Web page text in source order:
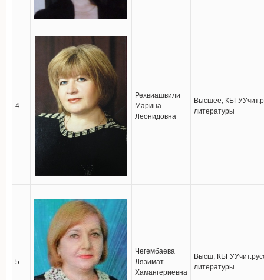
4.
Рехвиашвили
Марина
Леонидовна
Высшее,
литературы
5.
Чегембаева
Лязимат
Хамангериевна
Высш,
литературы